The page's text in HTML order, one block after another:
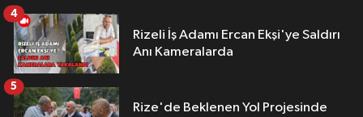
Rizeli İş Adamı Ercan Ekşi'ye Saldırı
Anı Kameralarda
4
Rize'de Beklenen Yol Projesinde
5